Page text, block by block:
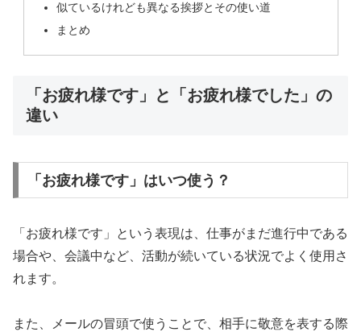
似ているけれども異なる挨拶とその使い道
まとめ
「お疲れ様です」と「お疲れ様でした」の
違い
「お疲れ様です」はいつ使う？
「お疲れ様です」という表現は、仕事がまだ進行中である
場合や、会議中など、活動が続いている状況でよく使用さ
れます。
また、メールの冒頭で使うことで、相手に敬意を表する際